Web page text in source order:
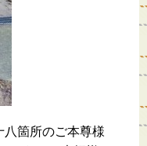
箇所のご本尊様